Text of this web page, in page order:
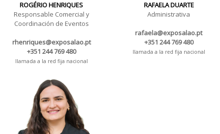
ROGÉRIO HENRIQUES
Responsable Comercial y
Coordinación de Eventos
rhenriques@exposalao.pt
+351 244 769 480
llamada a la red fija nacional
RAFAELA DUARTE
Administrativa
rafaela@exposalao.pt
+351 244 769 480
llamada a la red fija nacional